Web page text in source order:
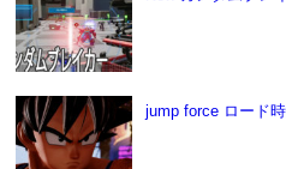
jump force ロード